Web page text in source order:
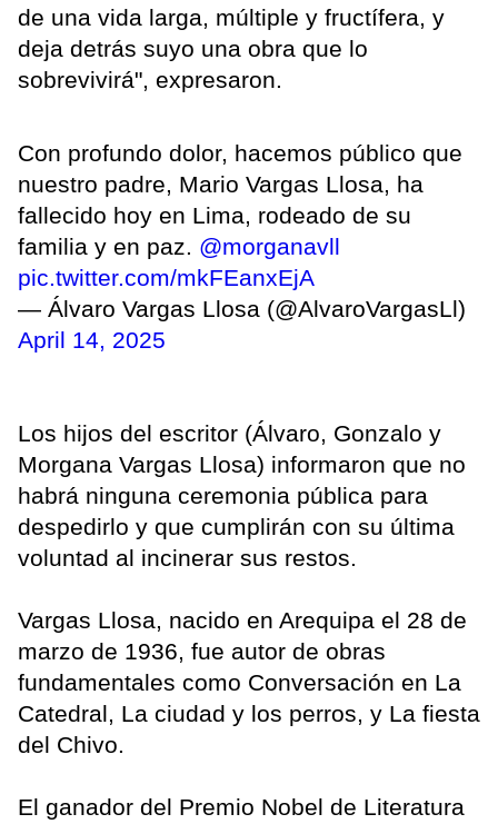
de una vida larga, múltiple y fructífera, y
deja detrás suyo una obra que lo
sobrevivirá", expresaron.
Con profundo dolor, hacemos público que
nuestro padre, Mario Vargas Llosa, ha
fallecido hoy en Lima, rodeado de su
familia y en paz. @morganavll
pic.twitter.com/mkFEanxEjA
— Álvaro Vargas Llosa (@AlvaroVargasLl)
April 14, 2025
Los hijos del escritor (Álvaro, Gonzalo y
Morgana Vargas Llosa) informaron que no
habrá ninguna ceremonia pública para
despedirlo y que cumplirán con su última
voluntad al incinerar sus restos.
Vargas Llosa, nacido en Arequipa el 28 de
marzo de 1936, fue autor de obras
fundamentales como Conversación en La
Catedral, La ciudad y los perros, y La fiesta
del Chivo.
El ganador del Premio Nobel de Literatura